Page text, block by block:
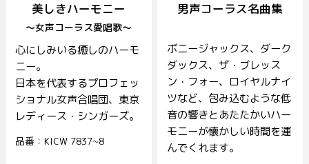
美しきハーモニー
～女声コーラス愛唱歌～
心にしみいる癒しのハーモ
ニー。
日本を代表するプロフェッ
ショナル女声合唱団、東京
レディース・シンガーズ。
品番：KICW 7837~8
男声コーラス名曲集
ボニージャックス、ダーク
ダックス、ザ・ブレッス
ン・フォー、ロイヤルナイ
ツなど、包み込むような低
音の響きとあたたかいハー
モニーが懐かしい時間を運
んでくれます。